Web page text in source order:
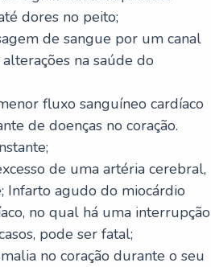
dores no peito;
de sangue por um canal
na saúde do
fluxo sanguíneo cardíaco
de doenças no coração.
de uma artéria cerebral,
Infarto agudo do miocárdio
no qual há uma interrupção
pode ser fatal;
no coração durante o seu